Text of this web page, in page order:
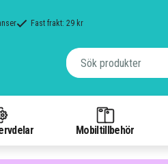
Fast frakt: 29 kr
Mobiltillbehör